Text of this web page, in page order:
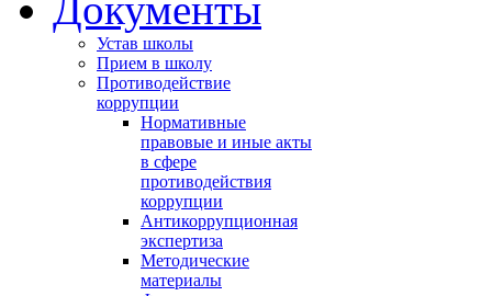
Документы
Устав школы
Прием в школу
Противодействие
коррупции
Нормативные
правовые и иные акты
в сфере
противодействия
коррупции
Антикоррупционная
экспертиза
Методические
материалы